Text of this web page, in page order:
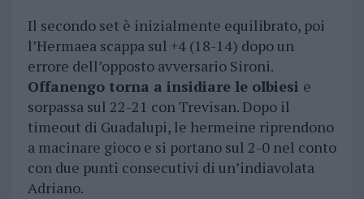
Il secondo set è inizialmente equilibrato, poi
l’Hermaea scappa sul +4 (18-14) dopo un
errore dell’opposto avversario Sironi.
Offanengo torna a insidiare le olbiesi e
sorpassa sul 22-21 con Trevisan. Dopo il
timeout di Guadalupi, le hermeine riprendono
a macinare gioco e si portano sul 2-0 nel conto
con due punti consecutivi di un’indiavolata
Adriano.